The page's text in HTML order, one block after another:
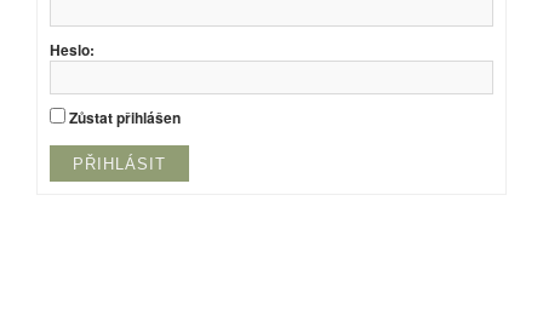
Heslo:
Zůstat přihlášen
PŘIHLÁSIT